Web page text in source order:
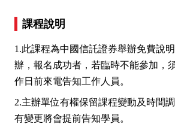
課程說明
1.此課程為中國信託證券舉辦免費說
辦，報名成功者，若臨時不能參加，
作日前來電告知工作人員。
2.主辦單位有權保留課程變動及時間
有變更將會提前告知學員。